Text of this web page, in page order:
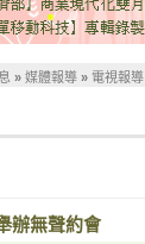
» 媒體報導 » 電視報導
辦無聲約會